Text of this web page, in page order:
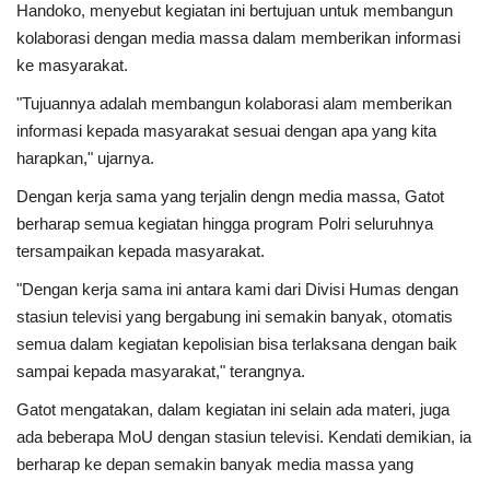
Olahraga
Layanan Publik
Perempuan/Anak
Handoko, menyebut kegiatan ini bertujuan untuk membangun
kolaborasi dengan media massa dalam memberikan informasi
ke masyarakat.
"Tujuannya adalah membangun kolaborasi alam memberikan
informasi kepada masyarakat sesuai dengan apa yang kita
harapkan," ujarnya.
Dengan kerja sama yang terjalin dengn media massa, Gatot
berharap semua kegiatan hingga program Polri seluruhnya
tersampaikan kepada masyarakat.
"Dengan kerja sama ini antara kami dari Divisi Humas dengan
stasiun televisi yang bergabung ini semakin banyak, otomatis
semua dalam kegiatan kepolisian bisa terlaksana dengan baik
sampai kepada masyarakat," terangnya.
Gatot mengatakan, dalam kegiatan ini selain ada materi, juga
ada beberapa MoU dengan stasiun televisi. Kendati demikian, ia
berharap ke depan semakin banyak media massa yang